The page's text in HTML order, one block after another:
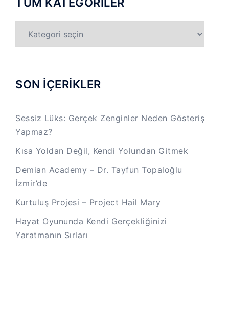
KATEGORİLER
SON İÇERİKLER
Sessiz Lüks: Gerçek Zenginler Neden Gösteriş
Yapmaz?
Kısa Yoldan Değil, Kendi Yolundan Gitmek
Demian Academy – Dr. Tayfun Topaloğlu
İzmir’de
Kurtuluş Projesi – Project Hail Mary
Hayat Oyununda Kendi Gerçekliğinizi
Yaratmanın Sırları